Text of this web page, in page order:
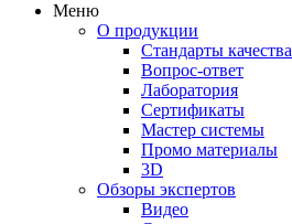
Меню
О продукции
Стандарты качества
Вопрос-ответ
Лаборатория
Сертификаты
Мастер системы
Промо материалы
3D
Обзоры экспертов
Видео